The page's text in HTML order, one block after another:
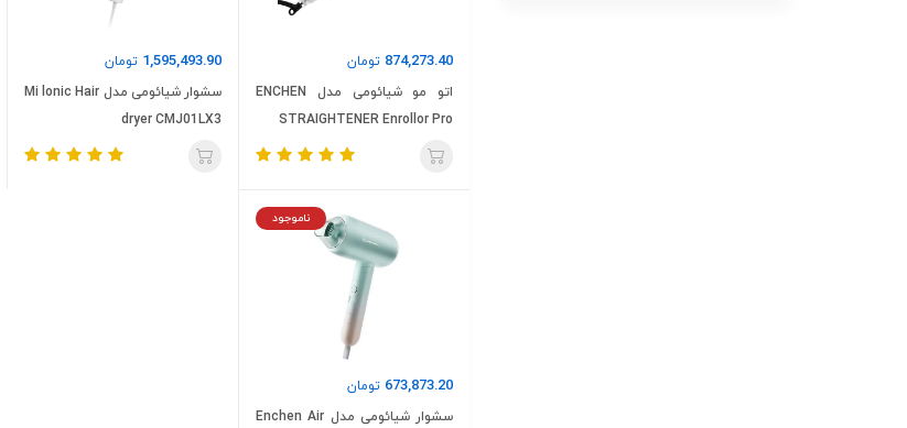
874,273.40 تومان
اتو مو شیائومی مدل ENCHEN
STRAIGHTENER Enrollor Pro
1,595,493.90 تومان
سشوار شیائومی مدل Mi lonic Hair
dryer CMJ01LX3
673,873.20 تومان
ناموجود
سشوار شیائومی مدل Enchen Air